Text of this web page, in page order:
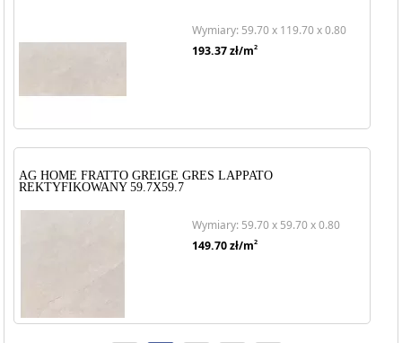
Wymiary: 59.70 x 119.70 x 0.80
193.37zł/m2
AG HOME FRATTO GREIGE GRES LAPPATO
REKTYFIKOWANY 59.7X59.7
Wymiary: 59.70 x 59.70 x 0.80
149.70zł/m2